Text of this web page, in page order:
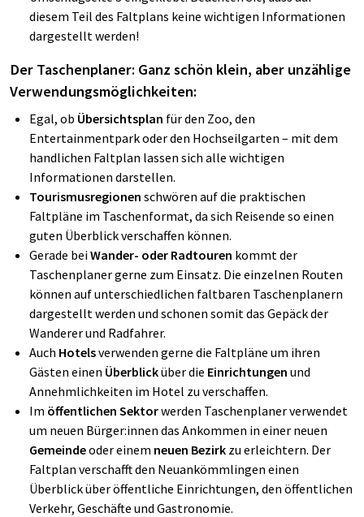
diesem Teil des Faltplans keine wichtigen Informationen
dargestellt werden!
Der Taschenplaner: Ganz schön klein, aber unzählige
Verwendungsmöglichkeiten:
Egal, ob Übersichtsplan für den Zoo, den
Entertainmentpark oder den Hochseilgarten – mit dem
handlichen Faltplan lassen sich alle wichtigen
Informationen darstellen.
Tourismusregionen schwören auf die praktischen
Faltpläne im Taschenformat, da sich Reisende so einen
guten Überblick verschaffen können.
Gerade beiWander- oder Radtouren kommt der
Taschenplaner gerne zum Einsatz. Die einzelnen Routen
können auf unterschiedlichen faltbaren Taschenplanern
dargestellt werden und schonen somit das Gepäck der
Wanderer und Radfahrer.
Auch Hotelsverwenden gerne die Faltpläne um ihren
Gästen einen Überblicküber die Einrichtungen und
Annehmlichkeiten im Hotel zu verschaffen.
Im öffentlichen Sektorwerden Taschenplaner verwendet
um neuen Bürger:innen das Ankommen in einer neuen
Gemeindeoder einem neuen Bezirk zu erleichtern. Der
Faltplan verschafft den Neuankömmlingen einen
Überblick über öffentliche Einrichtungen, den öffentlichen
Verkehr, Geschäfte und Gastronomie.